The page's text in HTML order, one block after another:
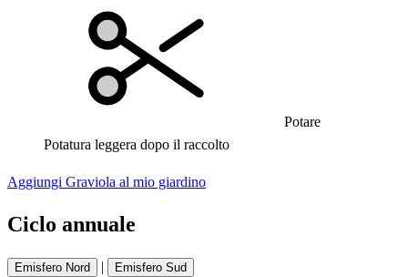
Potare
Potatura leggera dopo il raccolto
Aggiungi Graviola al mio giardino
Ciclo annuale
Emisfero Nord | Emisfero Sud